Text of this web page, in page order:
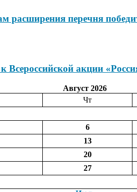
расширения перечня
Всероссийской акции
Август 2026
Чт
6
13
20
27